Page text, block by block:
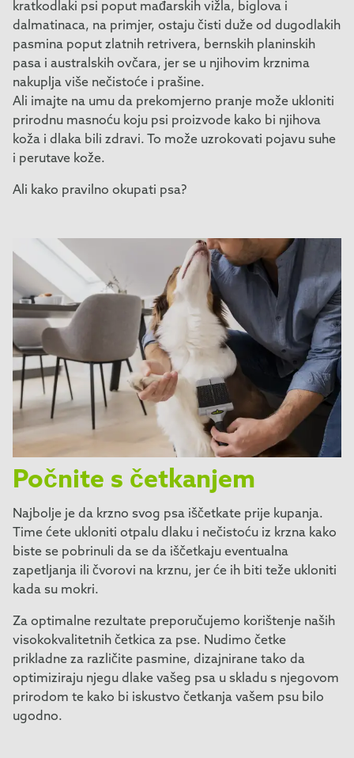
kratkodlaki psi poput mađarskih vižla, biglova i
dalmatinaca, na primjer, ostaju čisti duže od dugodlakih
pasmina poput zlatnih retrivera, bernskih planinskih
pasa i australskih ovčara, jer se u njihovim krznima
nakuplja više nečistoće i prašine.
Ali imajte na umu da prekomjerno pranje može ukloniti
prirodnu masnoću koju psi proizvode kako bi njihova
koža i dlaka bili zdravi. To može uzrokovati pojavu suhe
i perutave kože.
Ali kako pravilno okupati psa?
Počnite s četkanjem
Najbolje je da krzno svog psa iščetkate prije kupanja.
Time ćete ukloniti otpalu dlaku i nečistoću iz krzna kako
biste se pobrinuli da se da iščetkaju eventualna
zapetljanja ili čvorovi na krznu, jer će ih biti teže ukloniti
kada su mokri.
Za optimalne rezultate preporučujemo korištenje naših
visokokvalitetnih četkica za pse. Nudimo četke
prikladne za različite pasmine, dizajnirane tako da
optimiziraju njegu dlake vašeg psa u skladu s njegovom
prirodom te kako bi iskustvo četkanja vašem psu bilo
ugodno.